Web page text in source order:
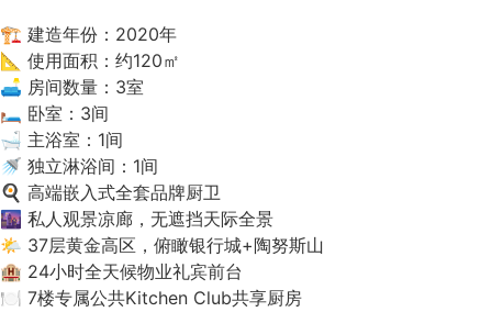
🏗 建造年份：2020年
📐 使用面积：约120㎡
🛋 房间数量：3室
🛏 卧室：3间
🛁 主浴室：1间
🚿 独立淋浴间：1间
🍳 高端嵌入式全套品牌厨卫
🌆 私人观景凉廊，无遮挡天际全景
🌤 37层黄金高区，俯瞰银行城+陶努斯山
🏨 24小时全天候物业礼宾前台
🍽 7楼专属公共Kitchen Club共享厨房